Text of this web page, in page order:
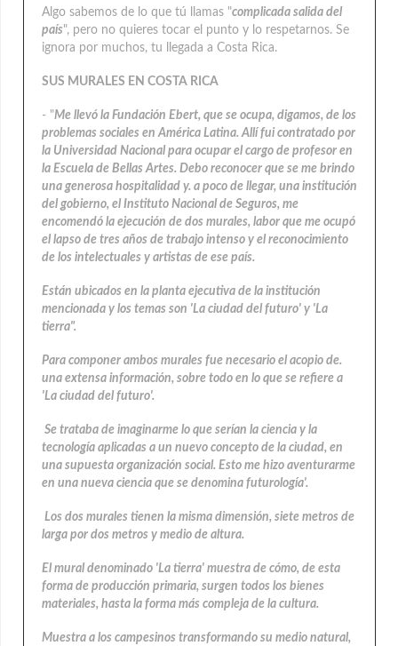
Algo sabemos de lo que tú llamas "complicada salida del
país", pero no quieres tocar el punto y lo respetarnos. Se
ignora por muchos, tu llegada a Costa Rica.
SUS MURALES EN COSTA RICA
- "Me llevó la Fundación Ebert, que se ocupa, digamos, de los
problemas sociales en América Latina. Allí fui contratado por
la Universidad Nacional para ocupar el cargo de profesor en
la Escuela de Bellas Artes. Debo reconocer que se me brindo
una generosa hospitalidad y. a poco de llegar, una institución
del gobierno, el Instituto Nacional de Seguros, me
encomendó la ejecución de dos murales, labor que me ocupó
el lapso de tres años de trabajo intenso y el reconocimiento
de los intelectuales y artistas de ese país.
Están ubicados en la planta ejecutiva de la institución
mencionada y los temas son 'La ciudad del futuro' y 'La
tierra".
Para componer ambos murales fue necesario el acopio de.
una extensa información, sobre todo en lo que se refiere a
'La ciudad del futuro'.
Se trataba de imaginarme lo que serían la ciencia y la
tecnología aplicadas a un nuevo concepto de la ciudad, en
una supuesta organización social. Esto me hizo aventurarme
en una nueva ciencia que se denomina futurología'.
Los dos murales tienen la misma dimensión, siete metros de
larga por dos metros y medio de altura.
El mural denominado 'La tierra' muestra de cómo, de esta
forma de producción primaria, surgen todos los bienes
materiales, hasta la forma más compleja de la cultura.
Muestra a los campesinos transformando su medio natural,